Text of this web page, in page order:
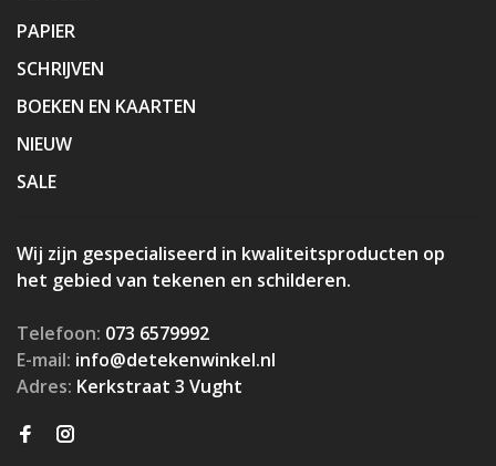
PAPIER
SCHRIJVEN
BOEKEN EN KAARTEN
NIEUW
SALE
Wij zijn gespecialiseerd in kwaliteitsproducten op
het gebied van tekenen en schilderen.
Telefoon: 073 6579992
E-mail: info@detekenwinkel.nl
Adres: Kerkstraat 3 Vught